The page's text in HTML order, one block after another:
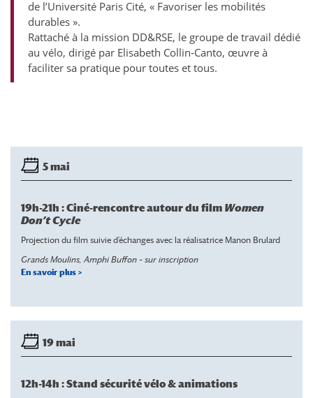
de l’Université Paris Cité, « Favoriser les mobilités
durables ».
Rattaché à la mission DD&RSE, le groupe de travail dédié
au vélo, dirigé par Elisabeth Collin-Canto, œuvre à
faciliter sa pratique pour toutes et tous.
5 mai
19h-21h : Ciné-rencontre autour du film Women
Don’t Cycle
Projection du film suivie d’échanges avec la réalisatrice Manon Brulard
Grands Moulins, Amphi Buffon – sur inscription
En savoir plus >
19 mai
12h-14h : Stand sécurité vélo & animations